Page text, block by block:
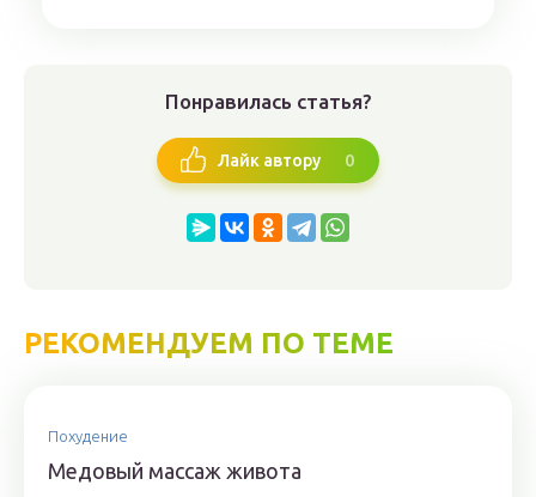
Понравилась статья?
Лайк автору 0
РЕКОМЕНДУЕМ ПО ТЕМЕ
Похудение
Медовый массаж живота